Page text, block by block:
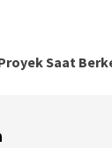
Saat